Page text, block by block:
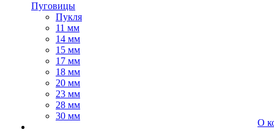
Пуговицы
Пукля
11 мм
14 мм
15 мм
17 мм
18 мм
20 мм
23 мм
28 мм
30 мм
О